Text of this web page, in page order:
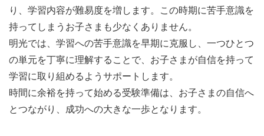
り、学習内容が難易度を増します。この時期に苦手意識を
持ってしまうお子さまも少なくありません。
明光では、学習への苦手意識を早期に克服し、一つひとつ
の単元を丁寧に理解することで、お子さまが自信を持って
学習に取り組めるようサポートします。
時間に余裕を持って始める受験準備は、お子さまの自信へ
とつながり、成功への大きな一歩となります。